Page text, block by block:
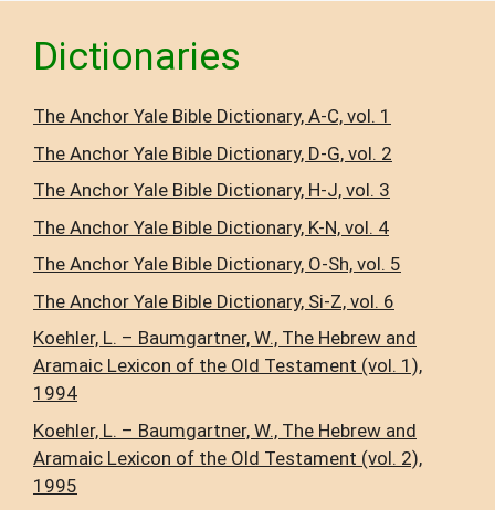
Dictionaries
The Anchor Yale Bible Dictionary, A-C, vol. 1
The Anchor Yale Bible Dictionary, D-G, vol. 2
The Anchor Yale Bible Dictionary, H-J, vol. 3
The Anchor Yale Bible Dictionary, K-N, vol. 4
The Anchor Yale Bible Dictionary, O-Sh, vol. 5
The Anchor Yale Bible Dictionary, Si-Z, vol. 6
Koehler, L. – Baumgartner, W., The Hebrew and
Aramaic Lexicon of the Old Testament (vol. 1),
1994
Koehler, L. – Baumgartner, W., The Hebrew and
Aramaic Lexicon of the Old Testament (vol. 2),
1995